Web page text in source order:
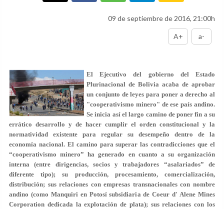
09 de septiembre de 2016, 21:00h
A+ a-
El Ejecutivo del gobierno del Estado
Plurinacional de Bolivia acaba de aprobar
un conjunto de leyes para poner a derecho al
"cooperativismo minero" de ese país andino.
Se inicia así el largo camino de poner fin a su
errático desarrollo y de hacer cumplir el orden constitucional y la
normatividad existente para regular su desempeño dentro de la
economía nacional. El camino para superar las contradicciones que el
“cooperativismo minero” ha generado en cuanto a su organización
interna (entre dirigencias, socios y trabajadores “asalariados” de
diferente tipo); su producción, procesamiento, comercialización,
distribución; sus relaciones con empresas transnacionales con nombre
andino (como Manquiri en Potosí subsidiaria de Coeur d' Alene Mines
Corporation dedicada la explotación de plata); sus relaciones con los